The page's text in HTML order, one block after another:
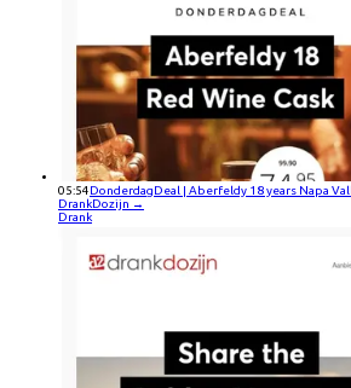
05:54DonderdagDeal | Aberfeldy 18 years Napa
DrankDozijn →
Drank